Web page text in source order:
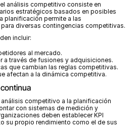
análisis competitivo consiste en
estratégicos basados en posibles
planificación permite a las
diversas contingencias competitivas.
incluir:
al mercado.
a través de fusiones y adquisiciones.
que cambian las reglas competitivas.
afectan a la dinámica competitiva.
competitivo a la planificación
con sistemas de medición y
deben establecer KPI
su propio rendimiento como el de sus